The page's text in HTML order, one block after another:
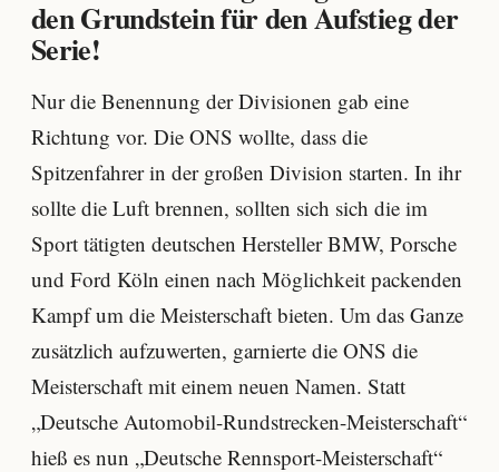
den Grundstein für den Aufstieg der
Serie!
Nur die Benennung der Divisionen gab eine
Richtung vor. Die ONS wollte, dass die
Spitzenfahrer in der großen Division starten. In ihr
sollte die Luft brennen, sollten sich sich die im
Sport tätigten deutschen Hersteller BMW, Porsche
und Ford Köln einen nach Möglichkeit packenden
Kampf um die Meisterschaft bieten. Um das Ganze
zusätzlich aufzuwerten, garnierte die ONS die
Meisterschaft mit einem neuen Namen. Statt
„Deutsche Automobil-Rundstrecken-Meisterschaft“
hieß es nun „Deutsche Rennsport-Meisterschaft“